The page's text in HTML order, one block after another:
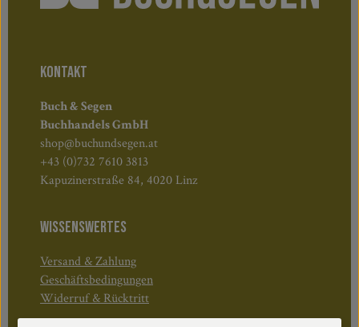
KONTAKT
Buch & Segen
Buchhandels GmbH
shop@buchundsegen.at
+43 (0)732 7610 3813
Kapuzinerstraße 84, 4020 Linz
WISSENSWERTES
Versand & Zahlung
Geschäftsbedingungen
Widerruf & Rücktritt